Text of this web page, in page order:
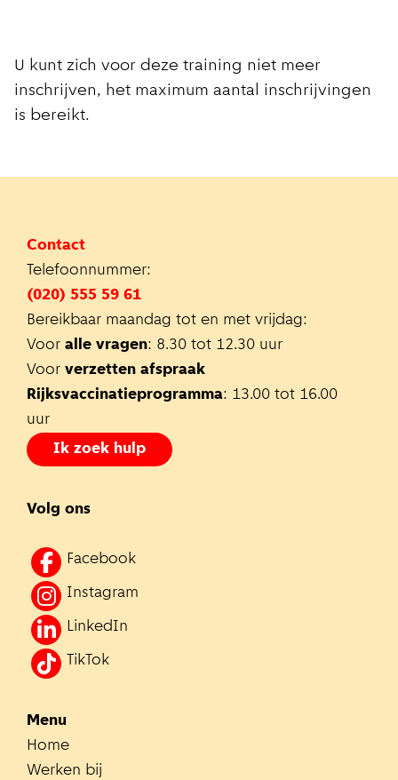
U kunt zich voor deze training niet meer
inschrijven, het maximum aantal inschrijvingen
is bereikt.
Contact
Telefoonnummer:
(020) 555 59 61
Bereikbaar maandag tot en met vrijdag:
Voor alle vragen: 8.30 tot 12.30 uur
Voor verzetten afspraak
Rijksvaccinatieprogramma: 13.00 tot 16.00
uur
Ik zoek hulp
Volg ons
Facebook
Instagram
LinkedIn
TikTok
Menu
Home
Werken bij